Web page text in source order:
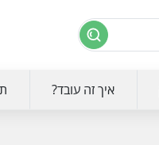
איך זה עובד?